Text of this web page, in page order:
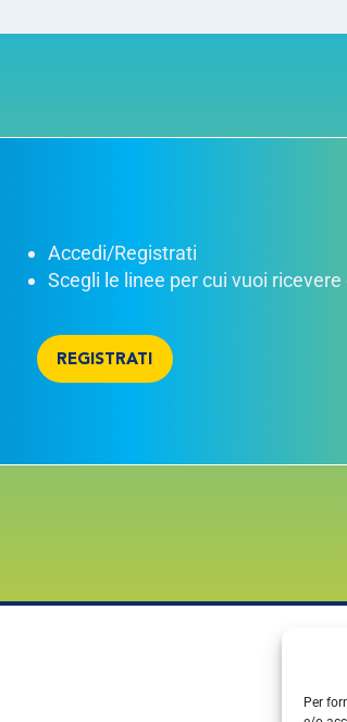
Per
Accedi/Registrati
Scegli le linee per cui vuoi
REGISTRATI